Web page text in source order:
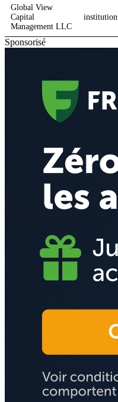
Global View
Capital
Management LLC
institution
Sponsorisé